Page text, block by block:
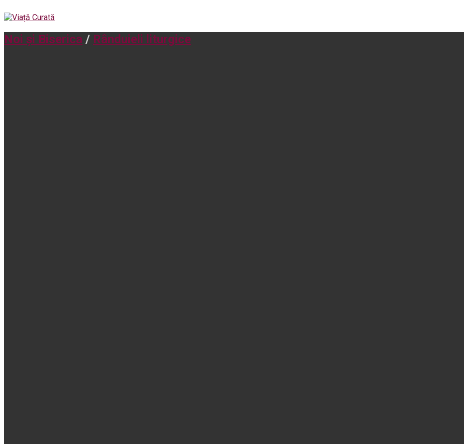
Noi și Biserica / Rânduieli liturgice